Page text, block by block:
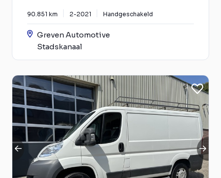
90.851 km 2-2021 Handgeschakeld
Greven Automotive
Stadskanaal